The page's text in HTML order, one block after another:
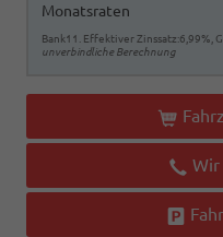
Monatsraten
Bank11. Effektiver Zinssatz:6,99%,
unverbindliche Berechnung
Wir